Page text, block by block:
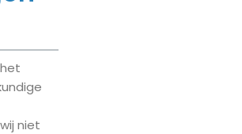
niet